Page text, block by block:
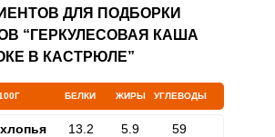
ДЛЯ ПОДБОРКИ
“ГЕРКУЛЕСОВАЯ КАША
В КАСТРЮЛЕ”
БЕЛКИ ЖИРЫ УГЛЕВОДЫ
13.2 5.9 59